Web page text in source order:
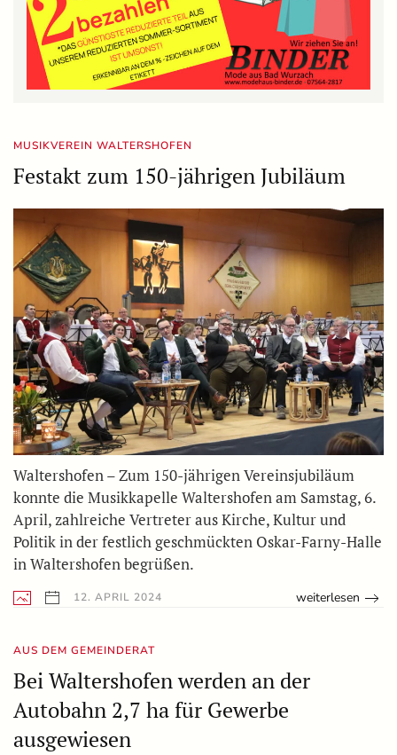
MUSIKVEREIN WALTERSHOFEN
Festakt zum 150-jährigen Jubiläum
Waltershofen – Zum 150-jährigen Vereinsjubiläum
konnte die Musikkapelle Waltershofen am Samstag, 6.
April, zahlreiche Vertreter aus Kirche, Kultur und
Politik in der festlich geschmückten Oskar-Farny-Halle
in Waltershofen begrüßen.
12. APRIL 2024 weiterlesen
AUS DEM GEMEINDERAT
Bei Waltershofen werden an der
Autobahn 2,7 ha für Gewerbe
ausgewiesen